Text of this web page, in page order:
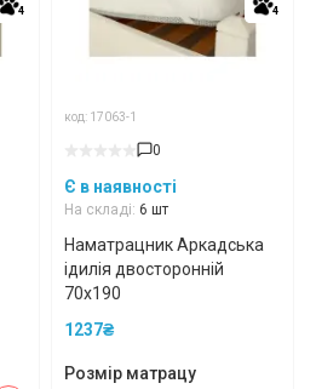
4
4 4
код: 17063-1
0
Є в наявності
На складі: 6 шт
4
Наматрацник Аркадська
ідилія двосторонній
70x190
1237₴
Розмір матрацу